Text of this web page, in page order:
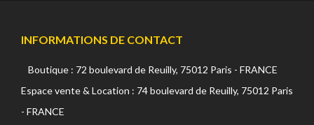
INFORMATIONS DE CONTACT
Boutique : 72 boulevard de Reuilly, 75012 Paris - FRANCE
Espace vente & Location : 74 boulevard de Reuilly, 75012 Paris
- FRANCE